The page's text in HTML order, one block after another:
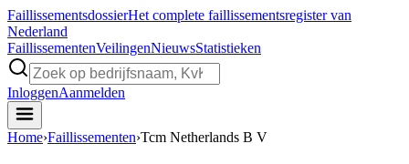
FaillissementsdossierHet complete faillissementsregister van
Nederland
FaillissementenVeilingenNieuwsStatistieken
InloggenAanmelden
Home›Faillissementen›Tcm Netherlands B V